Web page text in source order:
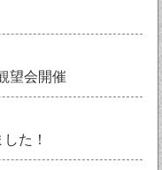
望会開催
た！